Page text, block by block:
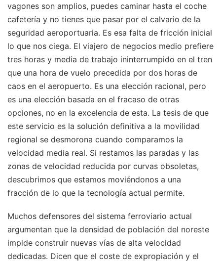
vagones son amplios, puedes caminar hasta el coche
cafetería y no tienes que pasar por el calvario de la
seguridad aeroportuaria. Es esa falta de fricción inicial
lo que nos ciega. El viajero de negocios medio prefiere
tres horas y media de trabajo ininterrumpido en el tren
que una hora de vuelo precedida por dos horas de
caos en el aeropuerto. Es una elección racional, pero
es una elección basada en el fracaso de otras
opciones, no en la excelencia de esta. La tesis de que
este servicio es la solución definitiva a la movilidad
regional se desmorona cuando comparamos la
velocidad media real. Si restamos las paradas y las
zonas de velocidad reducida por curvas obsoletas,
descubrimos que estamos moviéndonos a una
fracción de lo que la tecnología actual permite.
Muchos defensores del sistema ferroviario actual
argumentan que la densidad de población del noreste
impide construir nuevas vías de alta velocidad
dedicadas. Dicen que el coste de expropiación y el